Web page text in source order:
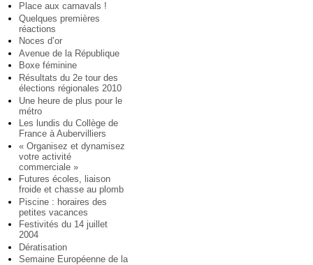
Place aux carnavals !
Quelques premières
réactions
Noces d’or
Avenue de la République
Boxe féminine
Résultats du 2e tour des
élections régionales 2010
Une heure de plus pour le
métro
Les lundis du Collège de
France à Aubervilliers
« Organisez et dynamisez
votre activité
commerciale »
Futures écoles, liaison
froide et chasse au plomb
Piscine : horaires des
petites vacances
Festivités du 14 juillet
2004
Dératisation
Semaine Européenne de la